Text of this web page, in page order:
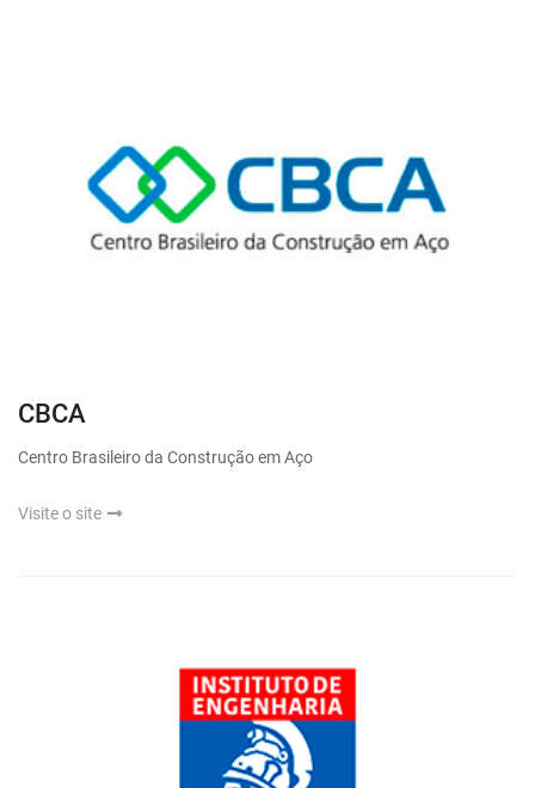
CBCA
Centro Brasileiro da Construção em Aço
Visite o site